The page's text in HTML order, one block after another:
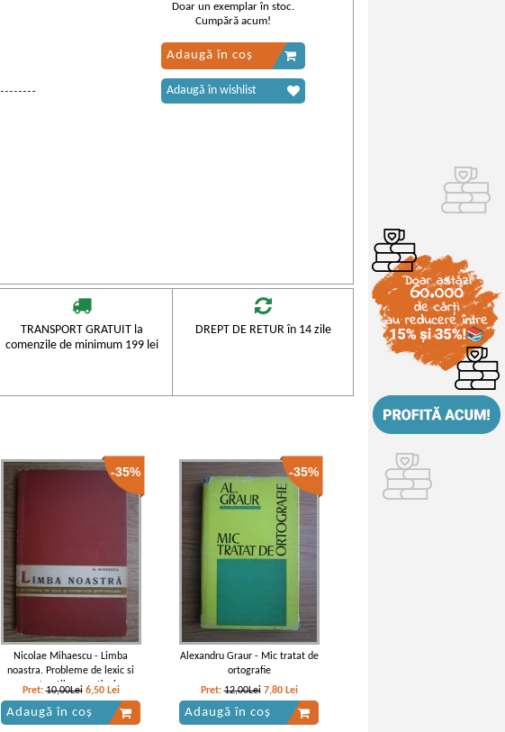
Doar un exemplar în stoc.
Cumpără acum!
Adaugă în coș
Adaugă în wishlist
TRANSPORT GRATUIT la
comenzile de minimum 199 lei
DREPT DE RETUR în 14 zile
-35%
Nicolae Mihaescu - Limba
noastra. Probleme de lexic si
constructii gramaticale
Pret:10,00Lei 6,50 Lei
Adaugă în coș
-35%
Alexandru Graur - Mic tratat de
ortografie
Pret:12,00Lei 7,80 Lei
Adaugă în coș